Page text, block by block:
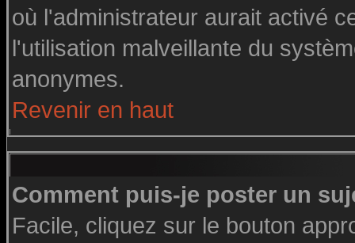
où l'administrateur aurait activé
l'utilisation malveillante du
anonymes.
Revenir en haut
Comment puis-je poster un
Facile, cliquez sur le bouton